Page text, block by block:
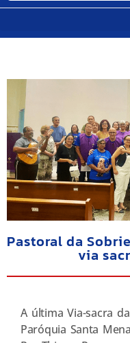
Pastoral da
via
A última Via-sacra
Paróquia Santa